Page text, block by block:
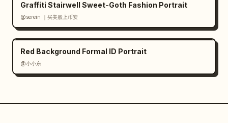
Graffiti Stairwell Sweet-Goth Fashion Portrait
@serein ｜买美股上币安
Red Background Formal ID Portrait
@小小东